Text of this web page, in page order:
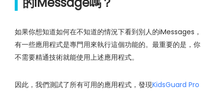
如果你想知道如何在不知道的情況下看到別人的iMessages，
有一些應用程式是專門用來執行這個功能的。最重要的是，你
不需要精通技術就能使用上述應用程式。
因此，我們測試了所有可用的應用程式，發現KidsGuard Pro